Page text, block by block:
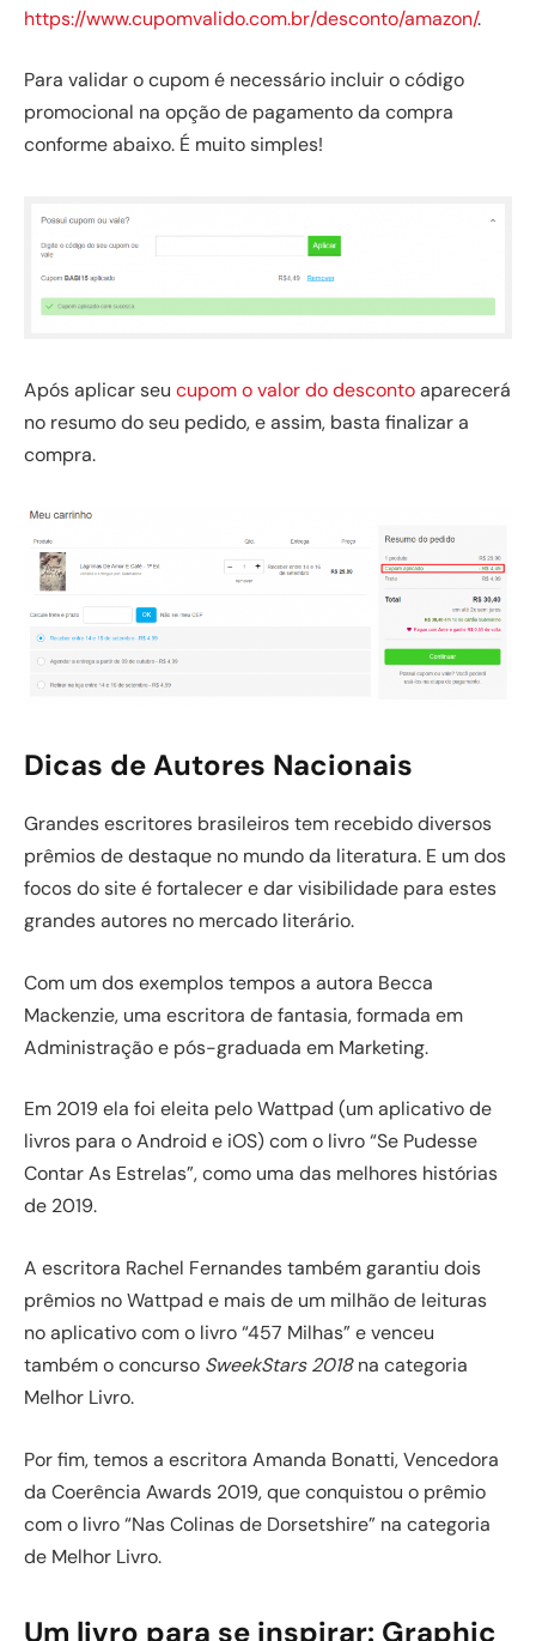
https://www.cupomvalido.com.br/desconto/amazon/.
Para validar o cupom é necessário incluir o código
promocional na opção de pagamento da compra
conforme abaixo. É muito simples!
Após aplicar seu cupom o valor do descontoaparecerá
no resumo do seu pedido, e assim, basta finalizar a
compra.
Dicas de Autores Nacionais
Grandes escritores brasileiros tem recebido diversos
prêmios de destaque no mundo da literatura. E um dos
focos do site é fortalecer e dar visibilidade para estes
grandes autores no mercado literário.
Com um dos exemplos tempos a autora Becca
Mackenzie, uma escritora de fantasia, formada em
Administração e pós-graduada em Marketing.
Em 2019 ela foi eleita pelo Wattpad (um aplicativo de
livros para o Android e iOS) com o livro “Se Pudesse
Contar As Estrelas”, como uma das melhores histórias
de 2019.
A escritora Rachel Fernandes também garantiu dois
prêmios no Wattpad e mais de um milhão de leituras
no aplicativo com o livro “457 Milhas” e venceu
também o concurso SweekStars 2018na categoria
Melhor Livro.
Por fim, temos a escritora Amanda Bonatti, Vencedora
da Coerência Awards 2019, que conquistou o prêmio
com o livro “Nas Colinas de Dorsetshire” na categoria
de Melhor Livro.
Um livro para se inspirar: Graphic